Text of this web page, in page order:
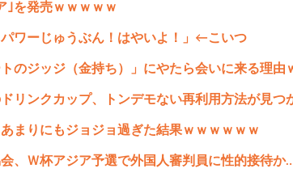
｣を発売ｗｗｗｗｗ
ワーじゅうぶん！はやいよ！」←こいつ
のジッジ（金持ち）」にやたら会いに来る理由
リンクカップ、トンデモない再利用方法が見つ
まりにもジョジョ過ぎた結果ｗｗｗｗｗｗ
会、Ｗ杯アジア予選で外国人審判員に性的接待